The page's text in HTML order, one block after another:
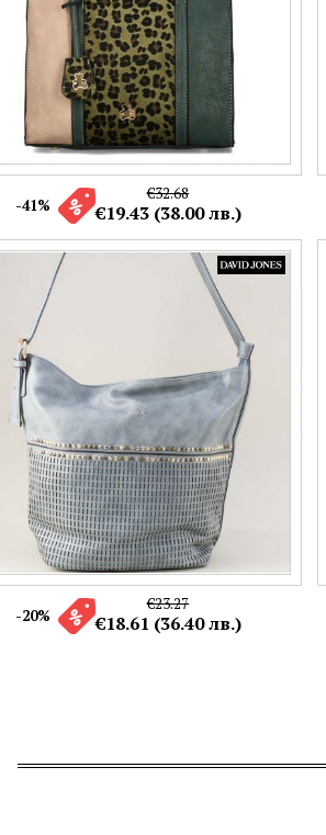
-41%
€32.68
€19.43 (38.00 лв.)
-20%
€23.27
€18.61 (36.40 лв.)